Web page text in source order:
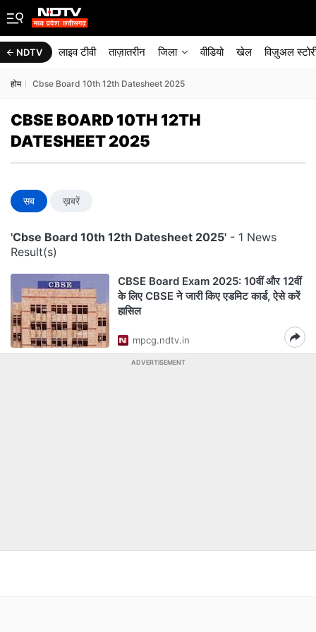
NDTV लाइव टीवी ताज़ातरीन जिला वीडियो खेल विज़ुअल
होम Cbse Board 10th 12th Datesheet 2025
CBSE BOARD 10TH 12TH
DATESHEET 2025
सब ख़बरें
'Cbse Board 10th 12th Datesheet 2025' - 1 News
Result(s)
CBSE Board Exam 2025: 10वीं और 12वीं
के लिए CBSE ने जारी किए एडमिट कार्ड, ऐसे करें
हासिल
mpcg.ndtv.in
ADVERTISEMENT